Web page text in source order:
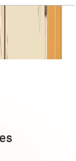
SQFT